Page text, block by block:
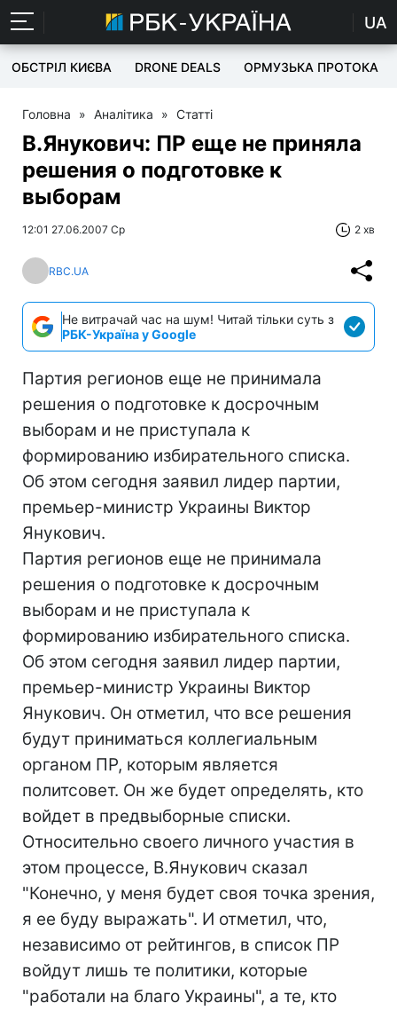
UA
ОБСТРІЛ КИЄВА DRONE DEALS ОРМУЗЬКА ПРОТОКА
Головна » Аналітика » Статті
В.Янукович: ПР еще не приняла
решения о подготовке к
выборам
12:01 27.06.2007 Ср 2 хв
RBC.UA
Не витрачай час на шум! Читай тільки суть з
РБК-Україна у Google
Партия регионов еще не принимала
решения о подготовке к досрочным
выборам и не приступала к
формированию избирательного списка.
Об этом сегодня заявил лидер партии,
премьер-министр Украины Виктор
Янукович.
Партия регионов еще не принимала
решения о подготовке к досрочным
выборам и не приступала к
формированию избирательного списка.
Об этом сегодня заявил лидер партии,
премьер-министр Украины Виктор
Янукович. Он отметил, что все решения
будут приниматься коллегиальным
органом ПР, которым является
политсовет. Он же будет определять, кто
войдет в предвыборные списки.
Относительно своего личного участия в
этом процессе, В.Янукович сказал
"Конечно, у меня будет своя точка зрения,
я ее буду выражать". И отметил, что,
независимо от рейтингов, в список ПР
войдут лишь те политики, которые
"работали на благо Украины", а те, кто